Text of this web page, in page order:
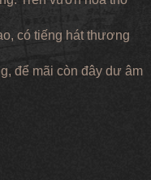
có tiếng hát thương
để mãi còn đây dư âm